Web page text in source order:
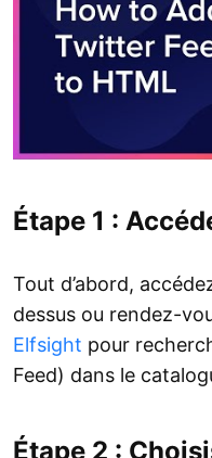
Étape 1 :
Tout d’abord,
dessus ou rendez-
Elfsight pour
Feed) dans le
Étape 2 :